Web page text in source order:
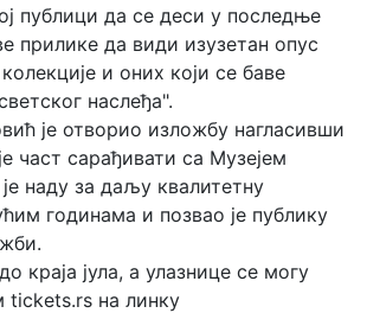
публици да се деси у последње
прилике да види изузетан опус
и оних који се баве
наслеђа".
је отворио изложбу нагласивши
част сарађивати са Музејем
наду за даљу квалитетну
годинама и позвао је публику
краја јула, а улазнице се могу
tickets.rs на линку